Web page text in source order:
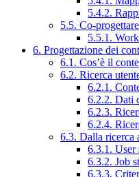
5.4.2.
5.5. Co-
5.5.1.
6. Progettazione dei
6.1. Cos’è il
6.2. Ricerca
6.2.1.
6.2.2. Dati
6.2.3.
6.2.4.
6.3. Dalla ricerca
6.3.1. User
6.3.2. Job
6.3.3.